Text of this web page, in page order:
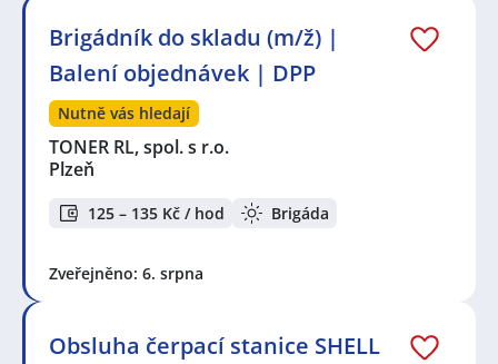
Brigádník do skladu (m/ž) |
Balení objednávek | DPP
Nutně vás hledají
TONER RL, spol. s r.o.
Plzeň
125 – 135 Kč / hod Brigáda
Zveřejněno: 6. srpna
Obsluha čerpací stanice SHELL